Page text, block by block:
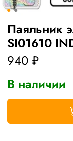
Паяльник
SI01610
940 ₽
В наличии